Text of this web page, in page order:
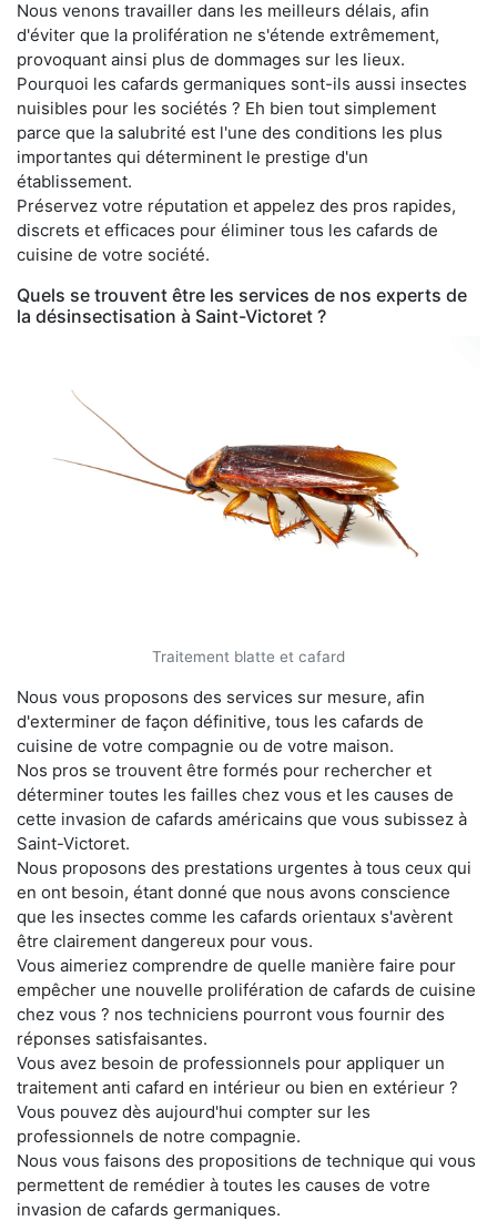
Nous venons travailler dans les meilleurs délais, afin
d'éviter que la prolifération ne s'étende extrêmement,
provoquant ainsi plus de dommages sur les lieux.
Pourquoi les cafards germaniques sont-ils aussi insectes
nuisibles pour les sociétés ? Eh bien tout simplement
parce que la salubrité est l'une des conditions les plus
importantes qui déterminent le prestige d'un
établissement.
Préservez votre réputation et appelez des pros rapides,
discrets et efficaces pour éliminer tous les cafards de
cuisine de votre société.
Quels se trouvent être les services de nos experts de
la désinsectisation à Saint-Victoret ?
Traitement blatte et cafard
Nous vous proposons des services sur mesure, afin
d'exterminer de façon définitive, tous les cafards de
cuisine de votre compagnie ou de votre maison.
Nos pros se trouvent être formés pour rechercher et
déterminer toutes les failles chez vous et les causes de
cette invasion de cafards américains que vous subissez à
Saint-Victoret.
Nous proposons des prestations urgentes à tous ceux qui
en ont besoin, étant donné que nous avons conscience
que les insectes comme les cafards orientaux s'avèrent
être clairement dangereux pour vous.
Vous aimeriez comprendre de quelle manière faire pour
empêcher une nouvelle prolifération de cafards de cuisine
chez vous ? nos techniciens pourront vous fournir des
réponses satisfaisantes.
Vous avez besoin de professionnels pour appliquer un
traitement anti cafard en intérieur ou bien en extérieur ?
Vous pouvez dès aujourd'hui compter sur les
professionnels de notre compagnie.
Nous vous faisons des propositions de technique qui vous
permettent de remédier à toutes les causes de votre
invasion de cafards germaniques.